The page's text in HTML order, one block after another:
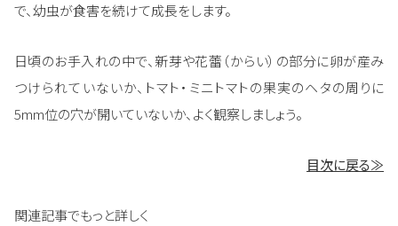
で、幼虫が食害を続けて成長をします。
日頃のお手入れの中で、新芽や花蕾（からい）の部分に卵が産み
つけられていないか、トマト・ミニトマトの果実のヘタの周りに
5mm位の穴が開いていないか、よく観察しましょう。
目次に戻る≫
関連記事でもっと詳しく